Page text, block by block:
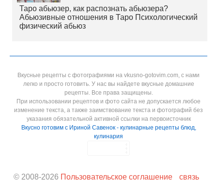
Таро абьюзер, как распознать абьюзера?
Абьюзивные отношения в Таро Психологический
физический абьюз
Вкусные рецепты с фотографиями на vkusno-gotovim.com, с нами
легко и просто готовить. У нас вы найдете вкусные домашние
рецепты. Все права защищены.
При использовании рецептов и фото сайта не допускается любое
изменение текста, а также заимствование текста и фотографий без
указания обязательной активной ссылки на первоисточник
Вкусно готовим с Ириной Савенок - кулинарные рецепты блюд,
кулинария
© 2008-2026 Пользовательское соглашение связь